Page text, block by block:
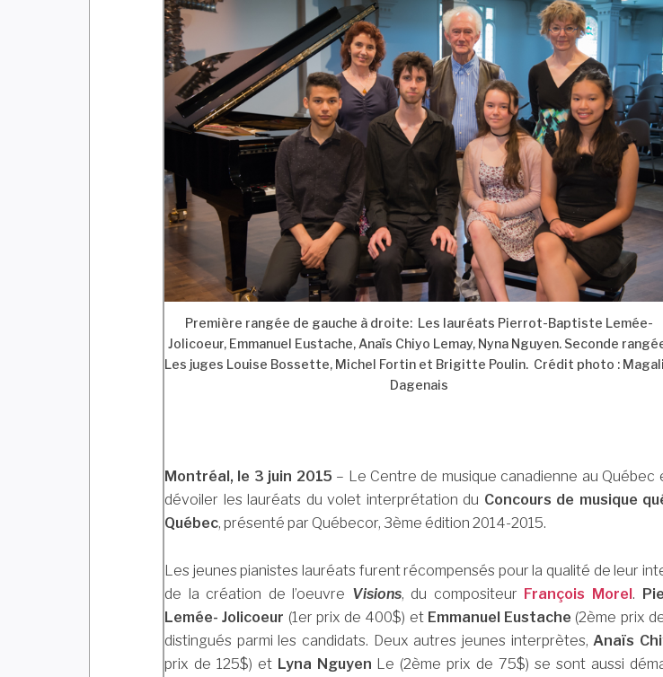
Première rangée de gauche à droite: Les lauréats Pierrot-Baptiste Lemée-
Jolicoeur, Emmanuel Eustache, Anaïs Chiyo Lemay, Nyna Nguyen. Seconde
Les juges Louise Bossette, Michel Fortin et Brigitte Poulin. Crédit photo :
Dagenais
Montréal, le 3 juin 2015 – Le Centre de musique canadienne au Québec
dévoiler les lauréats du volet interprétation du Concours de musique
Québec, présenté par Québecor, 3ème édition 2014-2015.
Les jeunes pianistes lauréats furent récompensés pour la qualité de leur
de la création de l’oeuvre Visions, du compositeur François Morel.
Lemée- Jolicoeur (1er prix de 400$) et Emmanuel Eustache (2ème prix
distingués parmi les candidats. Deux autres jeunes interprètes, Anaïs
prix de 125$) et Lyna Nguyen Le (2ème prix de 75$) se sont aussi